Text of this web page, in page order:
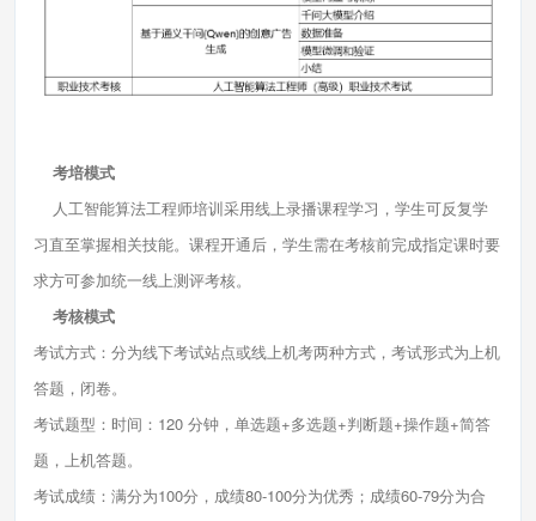
考培模式
人工智能算法工程师培训采用线上录播课程学习，学生可反复学
习直至掌握相关技能。课程开通后，学生需在考核前完成指定课时要
求方可参加统一线上测评考核。
考核模式
考试方式：分为线下考试站点或线上机考两种方式，考试形式为上机
答题，闭卷。
考试题型：时间：120 分钟，单选题+多选题+判断题+操作题+简答
题，上机答题。
考试成绩：满分为100分，成绩80-100分为优秀；成绩60-79分为合